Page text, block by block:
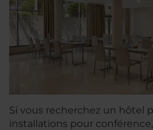
Si vous recherchez un hôtel
installations pour